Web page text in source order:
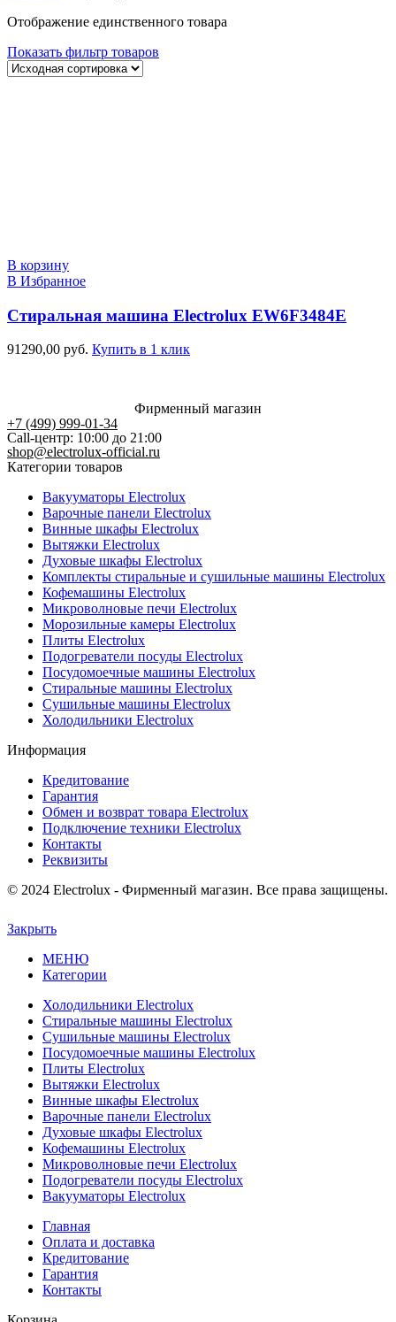
Отображение единственного товара
Показать фильтр товаров
В корзину
В Избранное
Стиральная машина Electrolux EW6F3484E
91290,00 руб. Купить в 1 клик
Фирменный магазин
+7 (499) 999-01-34
Call-центр: 10:00 до 21:00
shop@electrolux-official.ru
Категории товаров
Вакууматоры Electrolux
Варочные панели Electrolux
Винные шкафы Electrolux
Вытяжки Electrolux
Духовые шкафы Electrolux
Комплекты стиральные и сушильные машины Electrolux
Кофемашины Electrolux
Микроволновые печи Electrolux
Морозильные камеры Electrolux
Плиты Electrolux
Подогреватели посуды Electrolux
Посудомоечные машины Electrolux
Стиральные машины Electrolux
Сушильные машины Electrolux
Холодильники Electrolux
Информация
Кредитование
Гарантия
Обмен и возврат товара Electrolux
Подключение техники Electrolux
Контакты
Реквизиты
© 2024 Electrolux - Фирменный магазин. Все права защищены.
Закрыть
МЕНЮ
Категории
Холодильники Electrolux
Стиральные машины Electrolux
Сушильные машины Electrolux
Посудомоечные машины Electrolux
Плиты Electrolux
Вытяжки Electrolux
Винные шкафы Electrolux
Варочные панели Electrolux
Духовые шкафы Electrolux
Кофемашины Electrolux
Микроволновые печи Electrolux
Подогреватели посуды Electrolux
Вакууматоры Electrolux
Главная
Оплата и доставка
Кредитование
Гарантия
Контакты